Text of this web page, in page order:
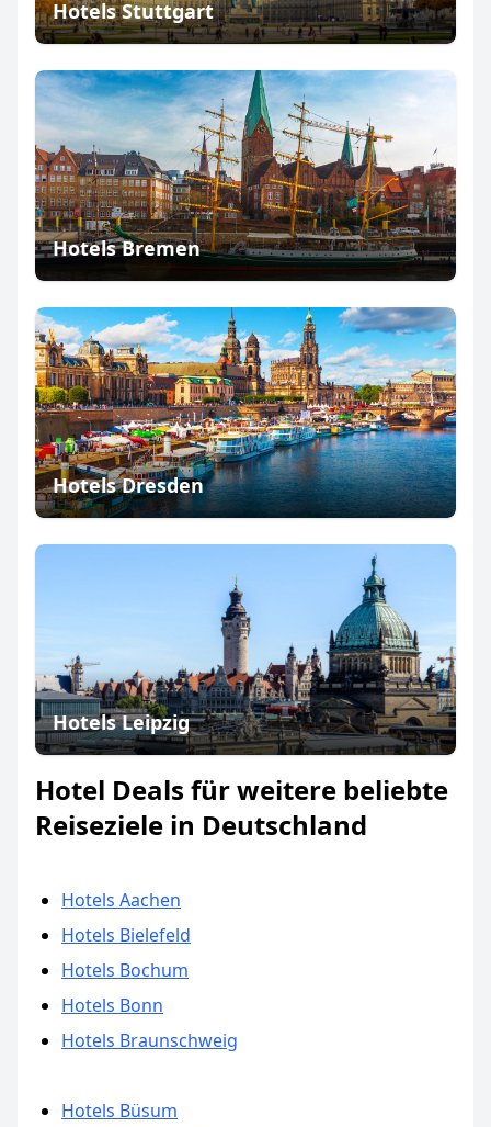
Hotels Stuttgart
Hotels Bremen
Hotels Dresden
Hotels Leipzig
Hotel Deals für weitere beliebte
Reiseziele in Deutschland
Hotels Aachen
Hotels Bielefeld
Hotels Bochum
Hotels Bonn
Hotels Braunschweig
Hotels Büsum